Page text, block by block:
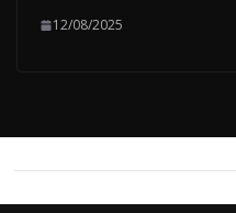
12/08/2025